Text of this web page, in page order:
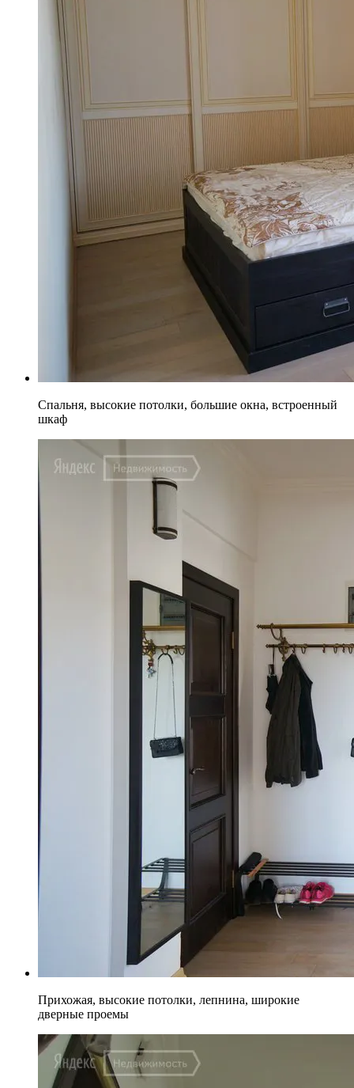
Спальня, высокие потолки, большие окна, встроенный
шкаф
Прихожая, высокие потолки, лепнина, широкие
дверные проемы